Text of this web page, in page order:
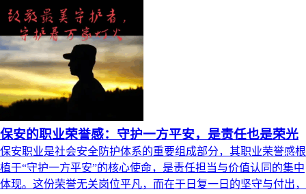
保安的职业荣誉感：守护一方平安，是责任也是荣光
保安职业是社会安全防护体系的重要组成部分，其职业荣誉感根
植于“守护一方平安”的核心使命，是责任担当与价值认同的集中
体现。这份荣誉无关岗位平凡，而在于日复一日的坚守与付出，